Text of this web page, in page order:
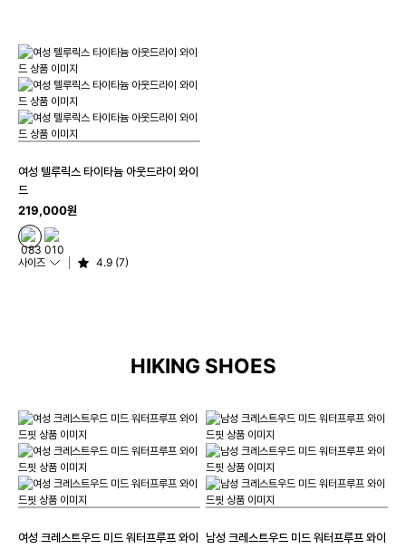
여성 텔루릭스 타이타늄 아웃드라이 와이
드
219,000원
사이즈 4.9 (7)
HIKING SHOES
여성 크레스트우드 미드 워터프루프 와이
남성 크레스트우드 미드 워터프루프 와이